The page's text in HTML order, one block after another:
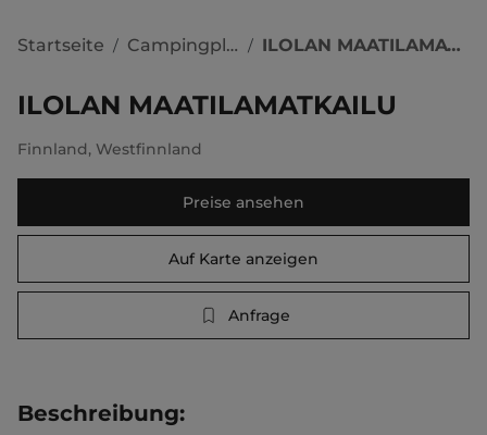
Startseite / Campingplätze / ILOLAN MAATILAMATKAILU
ILOLAN MAATILAMATKAILU
Finnland, Westfinnland
Preise ansehen
Auf Karte anzeigen
Anfrage
Beschreibung: